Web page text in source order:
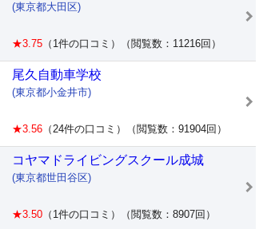
(東京都大田区)
★3.75 （1件の口コミ）（閲覧数：11216回）
尾久自動車学校
(東京都小金井市)
★3.56 （24件の口コミ）（閲覧数：91904回）
コヤマドライビングスクール成城
(東京都世田谷区)
★3.50 （1件の口コミ）（閲覧数：8907回）